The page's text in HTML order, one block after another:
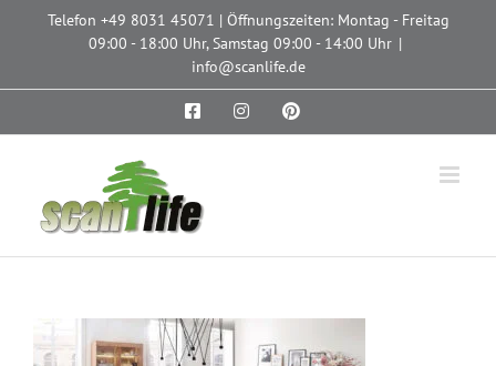
Telefon +49 8031 45071 | Öffnungszeiten: Montag - Freitag
09:00 - 18:00 Uhr, Samstag 09:00 - 14:00 Uhr |
info@scanlife.de
FacebookInstagramPinterest